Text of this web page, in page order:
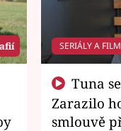
SERIÁLY A
Zarazilo
smlouvě